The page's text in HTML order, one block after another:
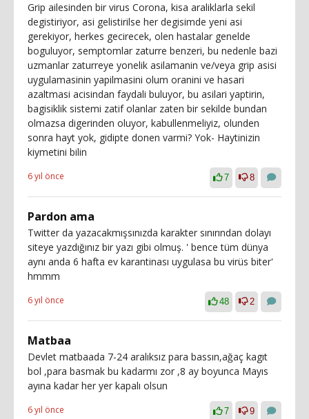
Grip ailesinden bir virus Corona, kisa araliklarla sekil
degistiriyor, asi gelistirilse her degisimde yeni asi
gerekiyor, herkes gecirecek, olen hastalar genelde
boguluyor, semptomlar zaturre benzeri, bu nedenle bazi
uzmanlar zaturreye yonelik asilamanin ve/veya grip asisi
uygulamasinin yapilmasini olum oranini ve hasari
azaltmasi acisindan faydali buluyor, bu asilari yaptirin,
bagisiklik sistemi zatif olanlar zaten bir sekilde bundan
olmazsa digerinden oluyor, kabullenmeliyiz, olunden
sonra hayt yok, gidipte donen varmi? Yok- Haytinizin
kiymetini bilin
6 yıl önce 7 8
Pardon ama
Twitter da yazacakmışsınızda karakter sınırından dolayı
siteye yazdığınız bir yazı gibi olmuş. ' bence tüm dünya
aynı anda 6 hafta ev karantinası uygulasa bu virüs biter'
hmmm
6 yıl önce 48 2
Matbaa
Devlet matbaada 7-24 aralıksız para bassın,ağaç kagıt
bol ,para basmak bu kadarmı zor ,8 ay boyunca Mayıs
ayına kadar her yer kapalı olsun
6 yıl önce 7 9